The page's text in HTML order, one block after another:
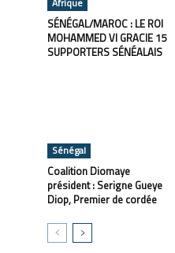
SÉNÉGAL/MAROC : LE ROI
MOHAMMED VI GRACIE 15
SUPPORTERS SÉNÉALAIS
Sénégal
Coalition Diomaye
président : Serigne Gueye
Diop, Premier de cordée